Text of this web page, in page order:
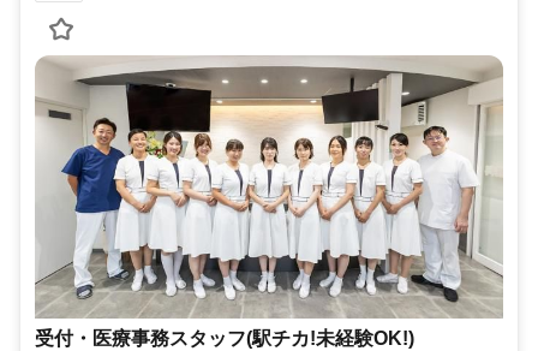
受付・医療事務スタッフ(駅チカ!未経験OK!)